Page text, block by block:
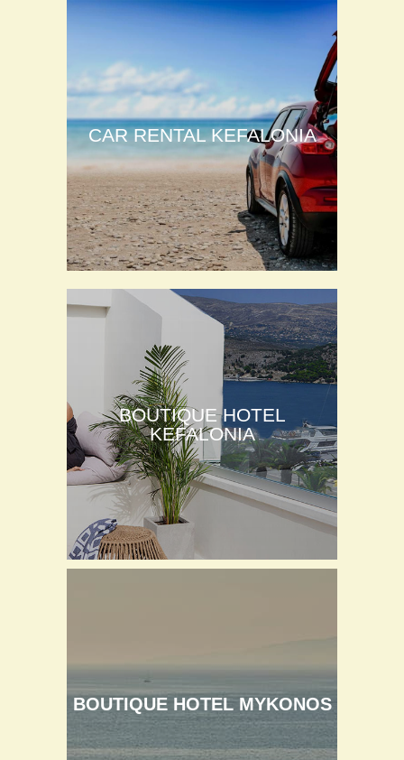
CAR RENTAL KEFALONIA
BOUTIQUE HOTEL
KEFALONIA
BOUTIQUE HOTEL MYKONOS